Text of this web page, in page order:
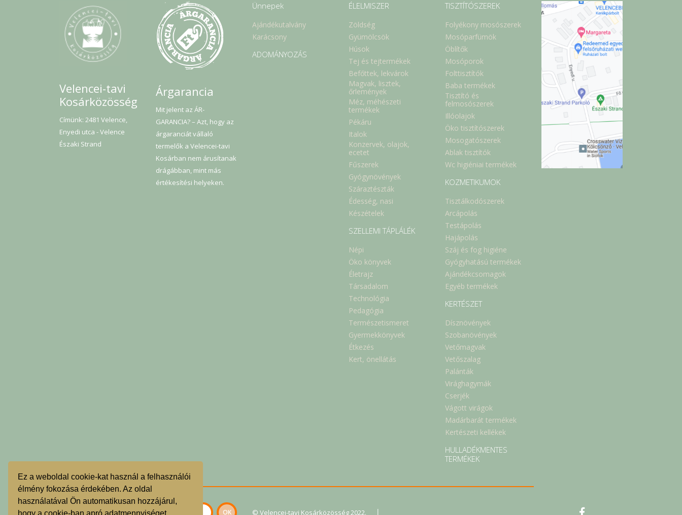
Ez a weboldal cookie-kat használ a felhasználói
élmény fokozása érdekében. Az oldal
használatával Ön automatikusan hozzájárul,
hogy a cookie-ban apró adatmennyiséget
Velencei-tavi
Kosárközösség
Címünk: 2481 Velence,
Enyedi utca - Velence
Északi Strand
Árgarancia
Mit jelent az ÁR-
GARANCIA? – Azt, hogy az
árgaranciát vállaló
termelők a Velencei-tavi
Kosárban nem árusítanak
drágábban, mint más
értékesítési helyeken.
Ünnepek
Ajándékutalvány
Karácsony
ADOMÁNYOZÁS
ÉLELMISZER
Zöldség
Gyümölcsök
Húsok
Tej és tejtermékek
Befőttek, lekvárok
Magvak, lisztek,
őrlemények
Méz, méhészeti
termékek
Pékáru
Italok
Konzervek, olajok,
ecetet
Fűszerek
Gyógynövények
Száraztészták
Édesség, nasi
Készételek
SZELLEMI TÁPLÁLÉK
Népi
Öko könyvek
Életrajz
Társadalom
Technológia
Pedagógia
Természetismeret
Gyermekkönyvek
Étkezés
Kert, önellátás
TISZTÍTÓSZEREK
Folyékony mosószerek
Mosóparfümök
Öblítők
Mosóporok
Folttisztítók
Baba termékek
Tisztító és
felmosószerek
Illóolajok
Öko tisztítószerek
Mosogatószerek
Ablak tisztítók
Wc higiéniai termékek
KOZMETIKUMOK
Tisztálkodószerek
Arcápolás
Testápolás
Hajápolás
Száj és fog higiéne
Gyógyhatású termékek
Ajándékcsomagok
Egyéb termékek
KERTÉSZET
Dísznövények
Szobanövények
Vetőmagvak
Vetőszalag
Palánták
Virághagymák
Cserjék
Vágott virágok
Madárbarát termékek
Kertészeti kellékek
HULLADÉKMENTES
TERMÉKEK
© Velencei-tavi Kosárközösség 2022. |